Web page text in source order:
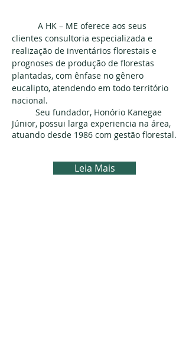
A HK – ME oferece aos seus
clientes consultoria especializada e
realização de inventários florestais e
prognoses de produção de florestas
plantadas, com ênfase no gênero
eucalipto, atendendo em todo território
nacional.
Seu fundador, Honório Kanegae
Júnior, possui larga experiencia na área,
atuando desde 1986 com gestão florestal.
Leia Mais